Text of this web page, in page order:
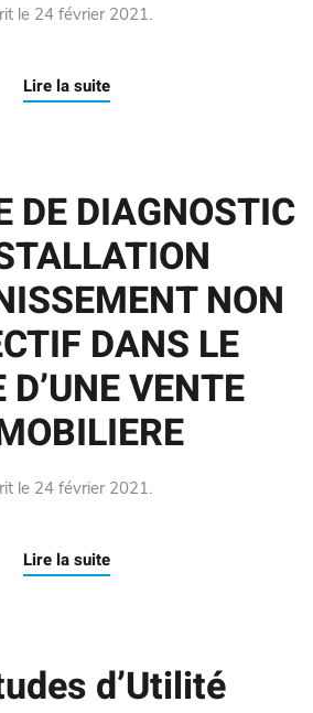
le 24 février 2021.
Lire la suite
DE DIAGNOSTIC
NON
DANS LE
D’UNE VENTE
le 24 février 2021.
Lire la suite
d’Utilité